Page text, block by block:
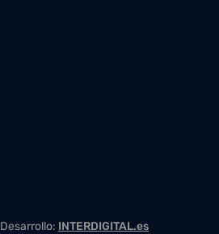
Desarrollo: INTERDIGITAL.es